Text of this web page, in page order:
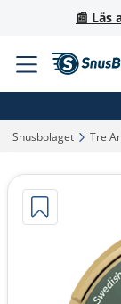
📰 Läs
Snusbolaget‎ Tre